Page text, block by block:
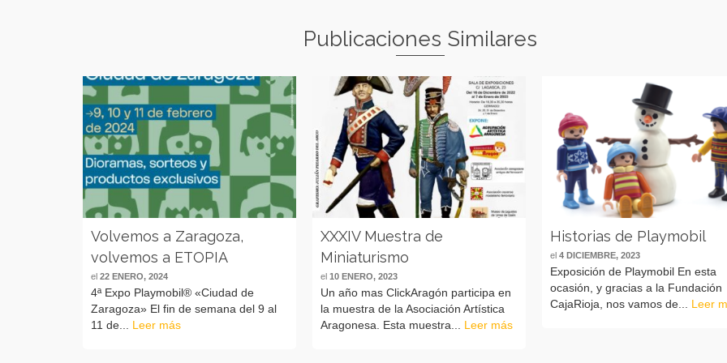
Publicaciones Similares
Volvemos a Zaragoza,
volvemos a ETOPIA
el 22 ENERO, 2024
4ª Expo Playmobil® «Ciudad de
Zaragoza» El fin de semana del 9 al
11 de... Leer más
XXXIV Muestra de
Miniaturismo
el10 ENERO, 2023
Un año mas ClickAragón participa en
la muestra de la Asociación Artística
Aragonesa. Esta muestra... Leer más
Historias de Playmobil
el4 DICIEMBRE, 2023
Exposición de Playmobil En esta
ocasión, y gracias a la Fundación
CajaRioja, nos vamos de... Leer